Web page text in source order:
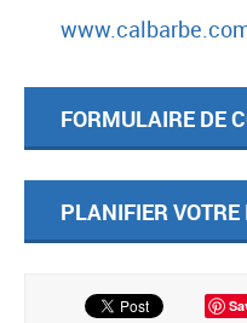
FORMULAIRE DE
PLANIFIER